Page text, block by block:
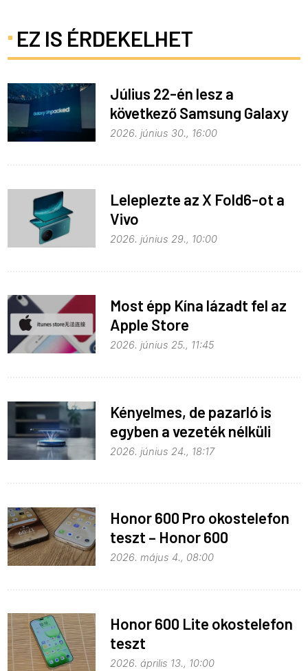
EZ IS ÉRDEKELHET
Július 22-én lesz a
következő Samsung Galaxy
Unpacked – ez várható
2026. június 30., 16:00
Leleplezte az X Fold6-ot a
Vivo
2026. június 29., 10:00
Most épp Kína lázadt fel az
Apple Store
monopolhelyzete ellen
2026. június 25., 11:45
Kényelmes, de pazarló is
egyben a vezeték nélküli
töltés
2026. június 24., 18:17
Honor 600 Pro okostelefon
teszt – Honor 600
kitekintéssel
2026. május 4., 08:00
Honor 600 Lite okostelefon
teszt
2026. április 13., 10:00